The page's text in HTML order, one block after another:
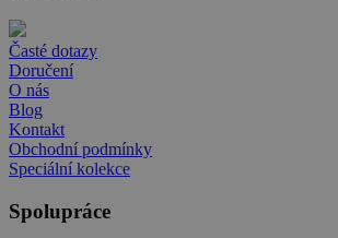
Časté dotazy
Doručení
O nás
Blog
Kontakt
Obchodní podmínky
Speciální kolekce
Spolupráce